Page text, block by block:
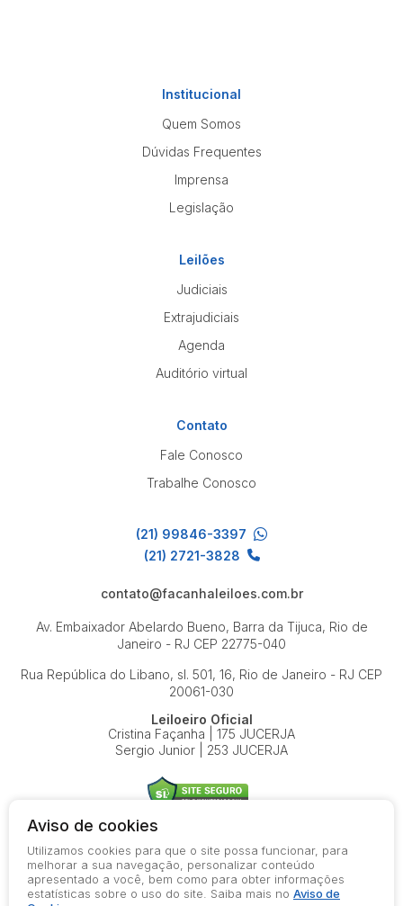
Institucional
Quem Somos
Dúvidas Frequentes
Imprensa
Legislação
Leilões
Judiciais
Extrajudiciais
Agenda
Auditório virtual
Contato
Fale Conosco
Trabalhe Conosco
(21) 99846-3397
(21) 2721-3828
contato@facanhaleiloes.com.br
Av. Embaixador Abelardo Bueno, Barra da Tijuca, Rio de
Janeiro - RJ CEP 22775-040
Rua República do Libano, sl. 501, 16, Rio de Janeiro - RJ CEP
20061-030
Leiloeiro Oficial
Cristina Façanha | 175 JUCERJA
Sergio Junior | 253 JUCERJA
© 2026-present - Todos os direitos reservados
Política de Privacidade
Aviso de cookies
Utilizamos cookies para que o site possa funcionar, para
melhorar a sua navegação, personalizar conteúdo
apresentado a você, bem como para obter informações
estatísticas sobre o uso do site. Saiba mais no Aviso de